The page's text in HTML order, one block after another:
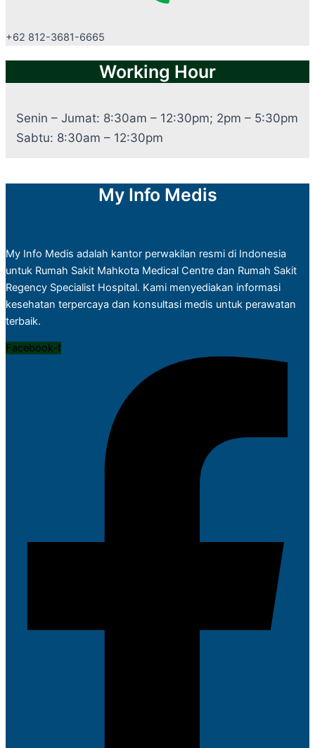
+62 812-3681-6665
Working Hour
Senin – Jumat: 8:30am – 12:30pm; 2pm – 5:30pm
Sabtu: 8:30am – 12:30pm
My Info Medis
My Info Medis adalah kantor perwakilan resmi di Indonesia
untuk Rumah Sakit Mahkota Medical Centre dan Rumah Sakit
Regency Specialist Hospital. Kami menyediakan informasi
kesehatan terpercaya dan konsultasi medis untuk perawatan
terbaik.
Facebook-f